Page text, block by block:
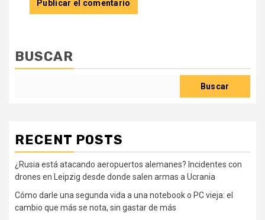
BUSCAR
Buscar
RECENT POSTS
¿Rusia está atacando aeropuertos alemanes? Incidentes con
drones en Leipzig desde donde salen armas a Ucrania
Cómo darle una segunda vida a una notebook o PC vieja: el
cambio que más se nota, sin gastar de más